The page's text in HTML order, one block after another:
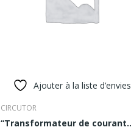
Ajouter à la liste d’envies
CIRCUTOR
“Transformateur de courant
READ MORE